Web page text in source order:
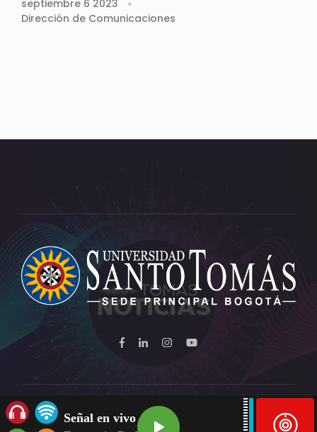
septiembre 6 2023
Dirección de Comunicaciones
Señal en vivo